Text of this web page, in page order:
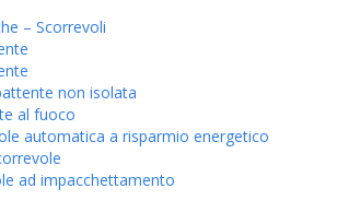
– Scorrevoli
non isolata
al fuoco
automatica a risparmio energetico
ad impacchettamento